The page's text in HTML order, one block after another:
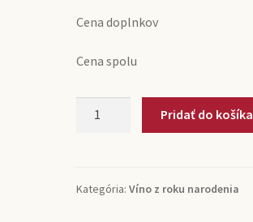
Cena doplnkov
Cena spolu
del
Pridať do košíka
Kategória: Víno z roku narodenia